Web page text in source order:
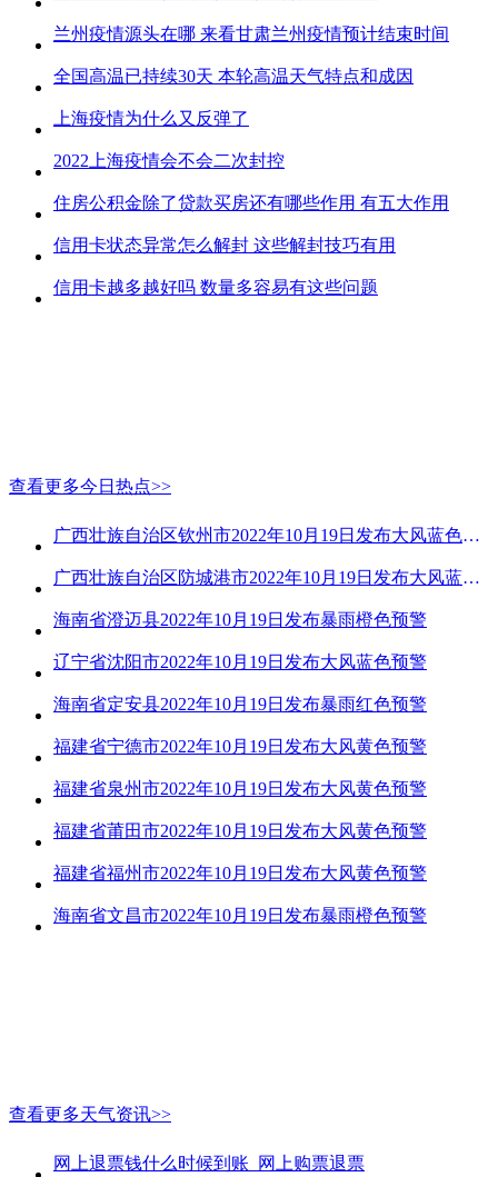
兰州疫情源头在哪 来看甘肃兰州疫情预计结束时间
全国高温已持续30天 本轮高温天气特点和成因
上海疫情为什么又反弹了
2022上海疫情会不会二次封控
住房公积金除了贷款买房还有哪些作用 有五大作用
信用卡状态异常怎么解封 这些解封技巧有用
信用卡越多越好吗 数量多容易有这些问题
查看更多今日热点>>
广西壮族自治区钦州市2022年10月19日发布大风蓝色预警
广西壮族自治区防城港市2022年10月19日发布大风蓝色预警
海南省澄迈县2022年10月19日发布暴雨橙色预警
辽宁省沈阳市2022年10月19日发布大风蓝色预警
海南省定安县2022年10月19日发布暴雨红色预警
福建省宁德市2022年10月19日发布大风黄色预警
福建省泉州市2022年10月19日发布大风黄色预警
福建省莆田市2022年10月19日发布大风黄色预警
福建省福州市2022年10月19日发布大风黄色预警
海南省文昌市2022年10月19日发布暴雨橙色预警
查看更多天气资讯>>
网上退票钱什么时候到账_网上购票退票